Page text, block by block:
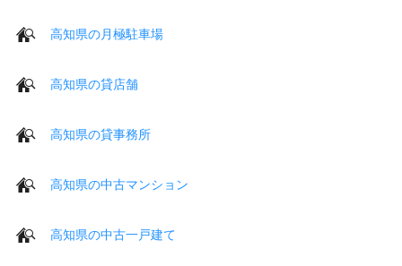
高知県の月極駐車場
高知県の貸店舗
高知県の貸事務所
高知県の中古マンション
高知県の中古一戸建て